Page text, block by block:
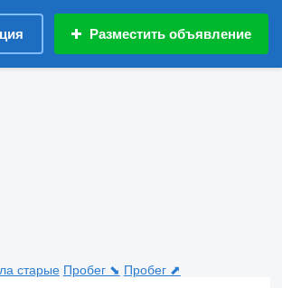
Разместить объявление
старые Пробег ⬊ Пробег ⬈